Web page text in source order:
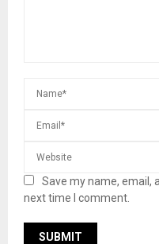
Save my name, email,
next time I comment.